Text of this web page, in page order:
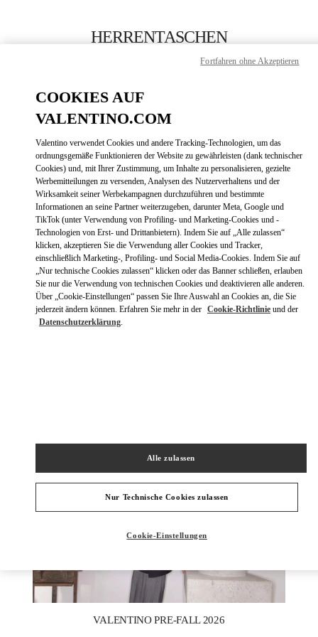
HERRENTASCHEN
JETZT ANRUFEN
ZUR WEGBESCHREIBUNGLINK
Link Opens in New Tab
VALENTINO PRE-FALL 2026
COOKIES AUF
VALENTINO.COM
Valentino verwendet Cookies und andere Tracking-Technologien, um das
ordnungsgemäße Funktionieren der Website zu gewährleisten (dank technischer
Cookies) und, mit Ihrer Zustimmung, um Inhalte zu personalisieren, gezielte
Werbemitteilungen zu versenden, Analysen des Nutzerverhaltens und der
Wirksamkeit seiner Werbekampagnen durchzuführen und bestimmte
Informationen an seine Partner weiterzugeben, darunter Meta, Google und
TikTok (unter Verwendung von Profiling- und Marketing-Cookies und -
Technologien von Erst- und Drittanbietern). Indem Sie auf „Alle zulassen“
klicken, akzeptieren Sie die Verwendung aller Cookies und Tracker,
einschließlich Marketing-, Profiling- und Social Media-Cookies. Indem Sie auf
„Nur technische Cookies zulassen“ klicken oder das Banner schließen, erlauben
Sie nur die Verwendung von technischen Cookies und deaktivieren alle anderen.
Über „Cookie-Einstellungen“ passen Sie Ihre Auswahl an Cookies an, die Sie
jederzeit ändern können. Erfahren Sie mehr in der Cookie-Richtlinie und der
Datenschutzerklärung.
Nur Technische Cookies zulassen
Alle zulassen
Cookie-Einstellungen
Fortfahren ohne Akzeptieren